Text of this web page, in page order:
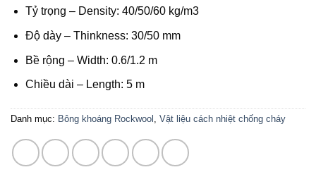
Tỷ trọng – Density: 40/50/60 kg/m3
Độ dày – Thinkness: 30/50 mm
Bề rộng – Width: 0.6/1.2 m
Chiều dài – Length: 5 m
Danh mục: Bông khoáng Rockwool Vật liệu cách nhiệt chống cháy